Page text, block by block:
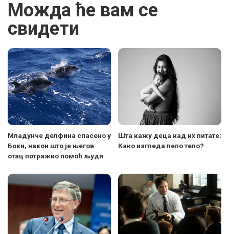
Можда ће вам се
свидети
Младунче делфина спасено у
Боки, након што је његов
отац потражио помоћ људи
Шта кажу деца кад их питате:
Како изгледа лепо тело?